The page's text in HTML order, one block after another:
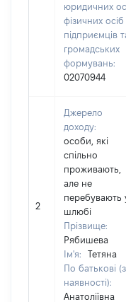
юридичних
фізичних осіб
підприємців
громадських
формувань:
02070944
2
Джерело
доходу:
особи, які
спільно
проживають,
але не
перебувають
шлюбі
Прізвище:
Рябишева
Ім'я:
Тетяна
По батькові
наявності):
Анатоліївна